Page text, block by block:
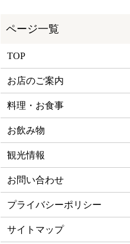
TOP
お店のご案内
料理・お食事
お飲み物
観光情報
お問い合わせ
プライバシーポリシー
サイトマップ